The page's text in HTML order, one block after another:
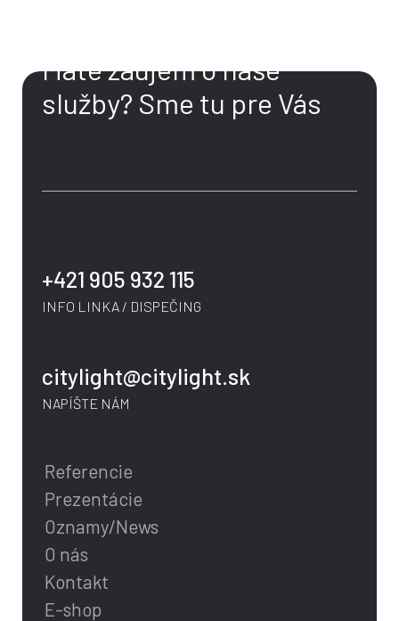
Máte záujem o naše
služby? Sme tu pre Vás
+421 905 932 115
INFO LINKA / DISPEČING
citylight@citylight.sk
NAPÍŠTE NÁM
Referencie
Prezentácie
Oznamy/News
O nás
Kontakt
E-shop